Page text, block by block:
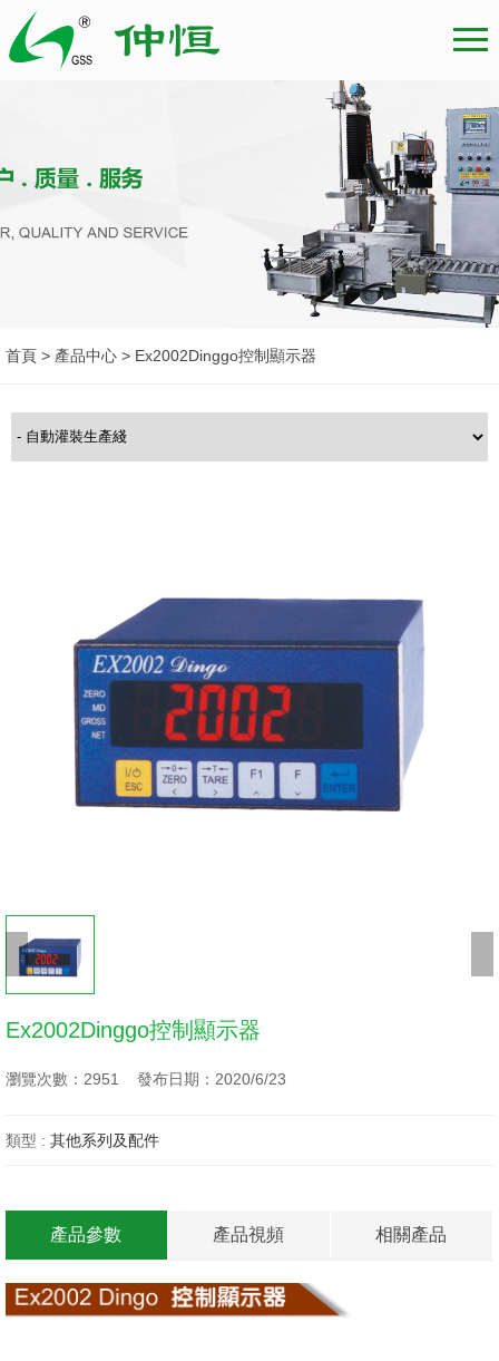
首頁 > 產品中心 > Ex2002Dinggo控制顯示器
Ex2002Dinggo控制顯示器
瀏覽次數：2951 發布日期：2020/6/23
類型 : 其他系列及配件
產品參數 產品視頻 相關產品